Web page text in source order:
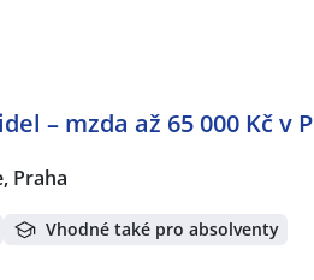
– mzda až 65 000 Kč v
Praha
Vhodné také pro absolventy